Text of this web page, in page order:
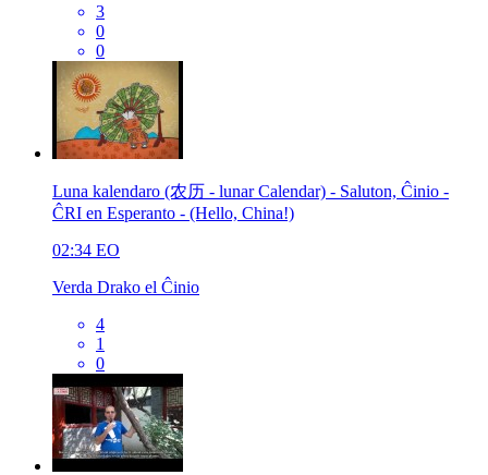
3
0
0
Luna kalendaro (农历 - lunar Calendar) - Saluton, Ĉinio -
ĈRI en Esperanto - (Hello, China!)
02:34 EO
Verda Drako el Ĉinio
4
1
0